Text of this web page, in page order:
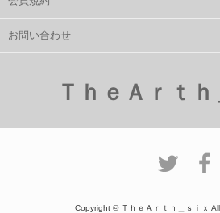
お問い合わせ
ＴｈｅＡｒｔｈ
Copyright © ＴｈｅＡｒｔｈ＿ｓｉｘ